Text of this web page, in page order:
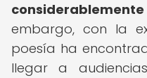
embargo, con la
poesía ha
llegar a